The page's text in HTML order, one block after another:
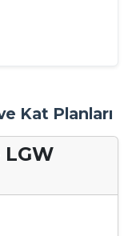
Kat Planları